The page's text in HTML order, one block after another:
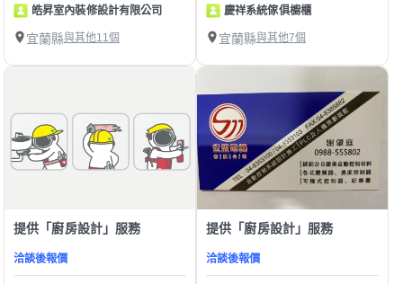
皓昇室內裝修設計有限公司
宜蘭縣與其他11個
慶祥系統傢俱櫥櫃
宜蘭縣與其他7個
提供「廚房設計」服務
洽談後報價
提供「廚房設計」服務
洽談後報價